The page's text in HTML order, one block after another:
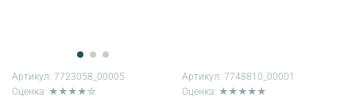
Артикул: 7723058_00005
Оценка: ★★★★☆
Артикул: 7748810_00001
Оценка: ★★★★★